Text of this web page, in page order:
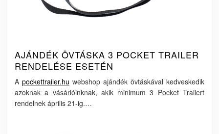
AJÁNDÉK ÖVTÁSKA 3 POCKET TRAILER
RENDELÉSE ESETÉN
A pockettrailer.hu webshop ajándék övtáskával kedveskedik
azoknak a vásárlóinknak, akik minimum 3 Pocket Trailert
rendelnek április 21-ig.…